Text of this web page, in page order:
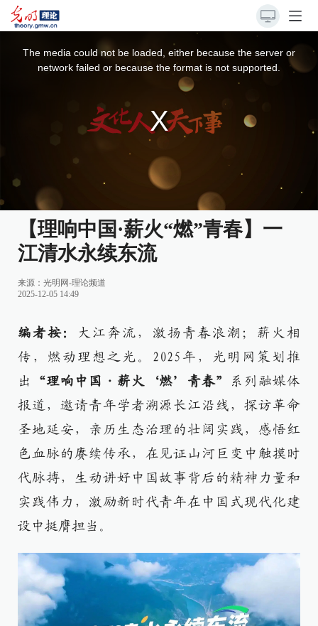
The media could not be loaded, either because the server or
network failed or because the format is not supported.
【理响中国·薪火“燃”青春】一
江清水永续东流
来源： 光明网-理论频道
2025-12-05 14:49
编者按：
大江奔流，激扬青春浪潮；薪火相
传，燃动理想之光。2025年，光明网策划推
出
“理响中国·薪火‘燃’青春”
系列融媒体
报道，邀请青年学者溯源长江沿线，探访革命
圣地延安，亲历生态治理的壮阔实践，感悟红
色血脉的赓续传承，在见证山河巨变中触摸时
代脉搏，生动讲好中国故事背后的精神力量和
实践伟力，激励新时代青年在中国式现代化建
设中挺膺担当。